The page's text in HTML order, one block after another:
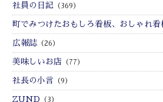
社員の日記 （369）
町でみつけたおもしろ看板、おしゃれ看
広報誌 （26）
美味しいお店 （77）
社長の小言 （9）
ZUND （3）